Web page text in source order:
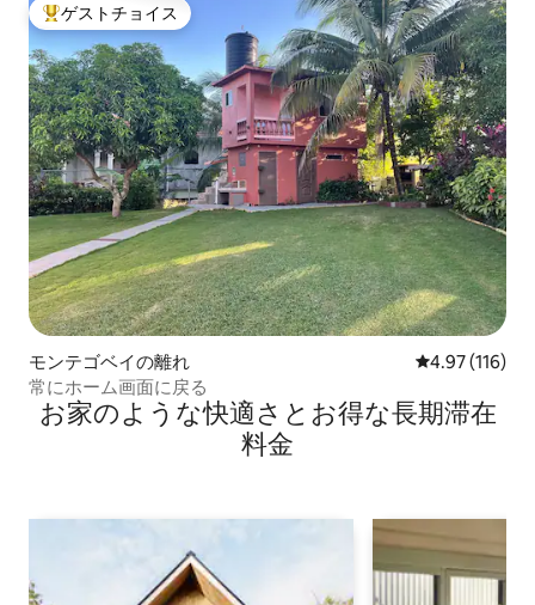
大好評のゲストチョイスです。
ゲストチョイス
モンテゴベイの離れ レビュー116
4.97 (116)
常にホーム画面に戻る
お家のような快⁠適⁠さ⁠とお⁠得⁠な長⁠期⁠滞⁠在
料⁠金